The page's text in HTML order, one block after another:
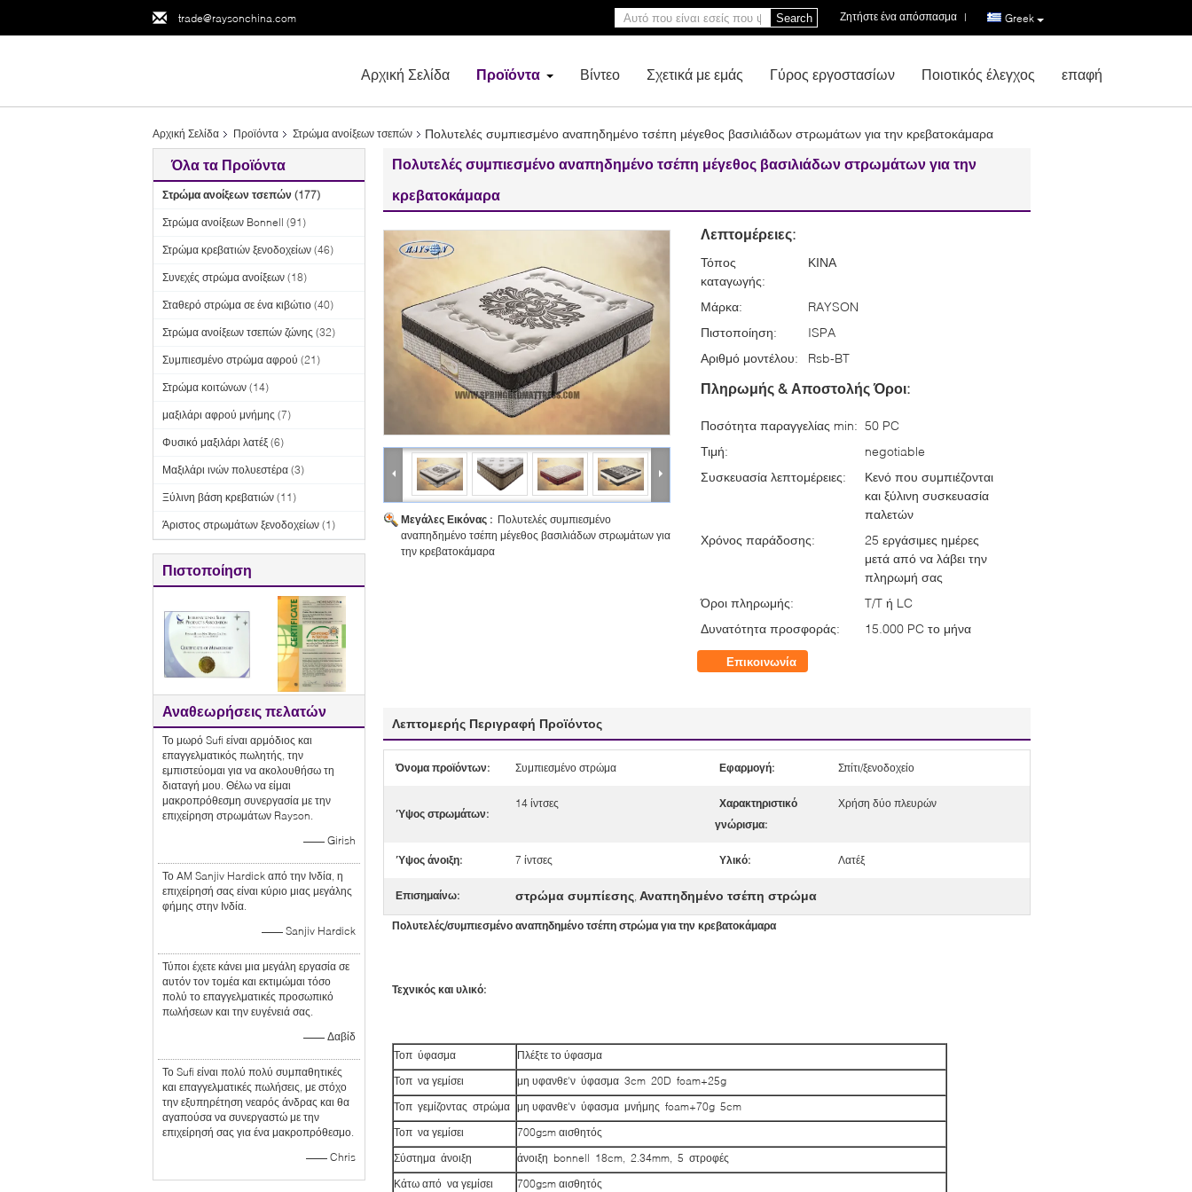
trade@raysonchina.com Greek
Ζητήστε ένα απόσπασμα |
Search
Αρχική Σελίδα Προϊόντα Βίντεο Σχετικά με εμάς Γύρος εργοστασίων Ποιοτικός έλεγχος επαφή
Αρχική Σελίδα Προϊόντα Στρώμα ανοίξεων τσεπών Πολυτελές συμπιεσμένο αναπηδημένο τσέπη μέγεθος βασιλιάδων στρωμάτων για την κρεβατοκάμαρα
Όλα τα Προϊόντα
Στρώμα ανοίξεων τσεπών (177)
Στρώμα ανοίξεων Bonnell (91)
Στρώμα κρεβατιών ξενοδοχείων (46)
Συνεχές στρώμα ανοίξεων (18)
Σταθερό στρώμα σε ένα κιβώτιο (40)
Στρώμα ανοίξεων τσεπών ζώνης (32)
Συμπιεσμένο στρώμα αφρού (21)
Στρώμα κοιτώνων (14)
μαξιλάρι αφρού μνήμης (7)
Φυσικό μαξιλάρι λατέξ (6)
Μαξιλάρι ινών πολυεστέρα (3)
Ξύλινη βάση κρεβατιών (11)
Άριστος στρωμάτων ξενοδοχείων (1)
Πιστοποίηση
Αναθεωρήσεις πελατών
Το μωρό Sufi είναι αρμόδιος και
επαγγελματικός πωλητής, την
εμπιστεύομαι για να ακολουθήσω τη
διαταγή μου. Θέλω να είμαι
μακροπρόθεσμη συνεργασία με την
επιχείρηση στρωμάτων Rayson.
—— Girish
Το AM Sanjiv Hardick από την Ινδία, η
επιχείρησή σας είναι κύριο μιας μεγάλης
φήμης στην Ινδία.
—— Sanjiv Hardick
Τύποι έχετε κάνει μια μεγάλη εργασία σε
αυτόν τον τομέα και εκτιμώμαι τόσο
πολύ το επαγγελματικές προσωπικό
πωλήσεων και την ευγένειά σας.
—— Δαβίδ
Το Sufi είναι πολύ πολύ συμπαθητικές
και επαγγελματικές πωλήσεις, με στόχο
την εξυπηρέτηση νεαρός άνδρας και θα
αγαπούσα να συνεργαστώ με την
επιχείρησή σας για ένα μακροπρόθεσμο.
—— Chris
Πολυτελές συμπιεσμένο αναπηδημένο τσέπη μέγεθος βασιλιάδων στρωμάτων για την
κρεβατοκάμαρα
Μεγάλες Εικόνας : Πολυτελές συμπιεσμένο
αναπηδημένο τσέπη μέγεθος βασιλιάδων στρωμάτων για
την κρεβατοκάμαρα
Λεπτομέρειες:
Τόπος
καταγωγής:
ΚΙΝΑ
Μάρκα:
RAYSON
Πιστοποίηση:
ISPA
Αριθμό μοντέλου:
Rsb-BT
Πληρωμής & Αποστολής Όροι:
Ποσότητα παραγγελίας min: 50 PC
Τιμή:
negotiable
Συσκευασία λεπτομέρειες:
Κενό που συμπιέζονται
και ξύλινη συσκευασία
παλετών
Χρόνος παράδοσης:
25 εργάσιμες ημέρες
μετά από να λάβει την
πληρωμή σας
Όροι πληρωμής:
T/T ή LC
Δυνατότητα προσφοράς:
15.000 PC το μήνα
Επικοινωνία
Λεπτομερής Περιγραφή Προϊόντος
Όνομα προϊόντων: Συμπιεσμένο στρώμα Εφαρμογή: Σπίτι/ξενοδοχείο
Ύψος στρωμάτων:
14 ίντσες
Χαρακτηριστικό
γνώρισμα:
Χρήση δύο πλευρών
Ύψος άνοιξη: 7 ίντσες Υλικό: Λατέξ
Επισημαίνω: στρώμα συμπίεσης, Αναπηδημένο τσέπη στρώμα
Πολυτελές/συμπιεσμένο αναπηδημένο τσέπη στρώμα για την κρεβατοκάμαρα
Τεχνικός και υλικό:
Τοπ ύφασμα
Πλέξτε το ύφασμα
Τοπ να γεμίσει
μη υφανθε'ν ύφασμα 3cm 20D foam+25g
Τοπ γεμίζοντας στρώμα μη υφανθε'ν ύφασμα μνήμης foam+70g 5cm
Τοπ να γεμίσει
700gsm αισθητός
Σύστημα άνοιξη
άνοιξη bonnell 18cm, 2.34mm, 5 στροφές
Κάτω από να γεμίσει
700gsm αισθητός